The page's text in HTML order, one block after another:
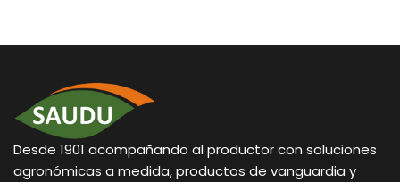
Desde 1901 acompañando al productor con soluciones
agronómicas a medida, productos de vanguardia y